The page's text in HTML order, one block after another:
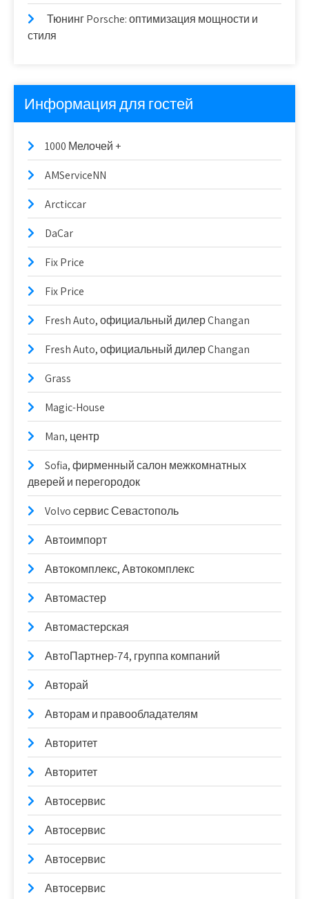
Тюнинг Porsche: оптимизация мощности и
стиля
Информация для гостей
1000 Мелочей +
AMServiceNN
Arcticcar
DaCar
Fix Price
Fix Price
Fresh Auto, официальный дилер Changan
Fresh Auto, официальный дилер Changan
Grass
Magic-House
Man, центр
Sofia, фирменный салон межкомнатных
дверей и перегородок
Volvo сервис Севастополь
Автоимпорт
Автокомплекс, Автокомплекс
Автомастер
Автомастерская
АвтоПартнер-74, группа компаний
Авторай
Авторам и правообладателям
Авторитет
Авторитет
Автосервис
Автосервис
Автосервис
Автосервис